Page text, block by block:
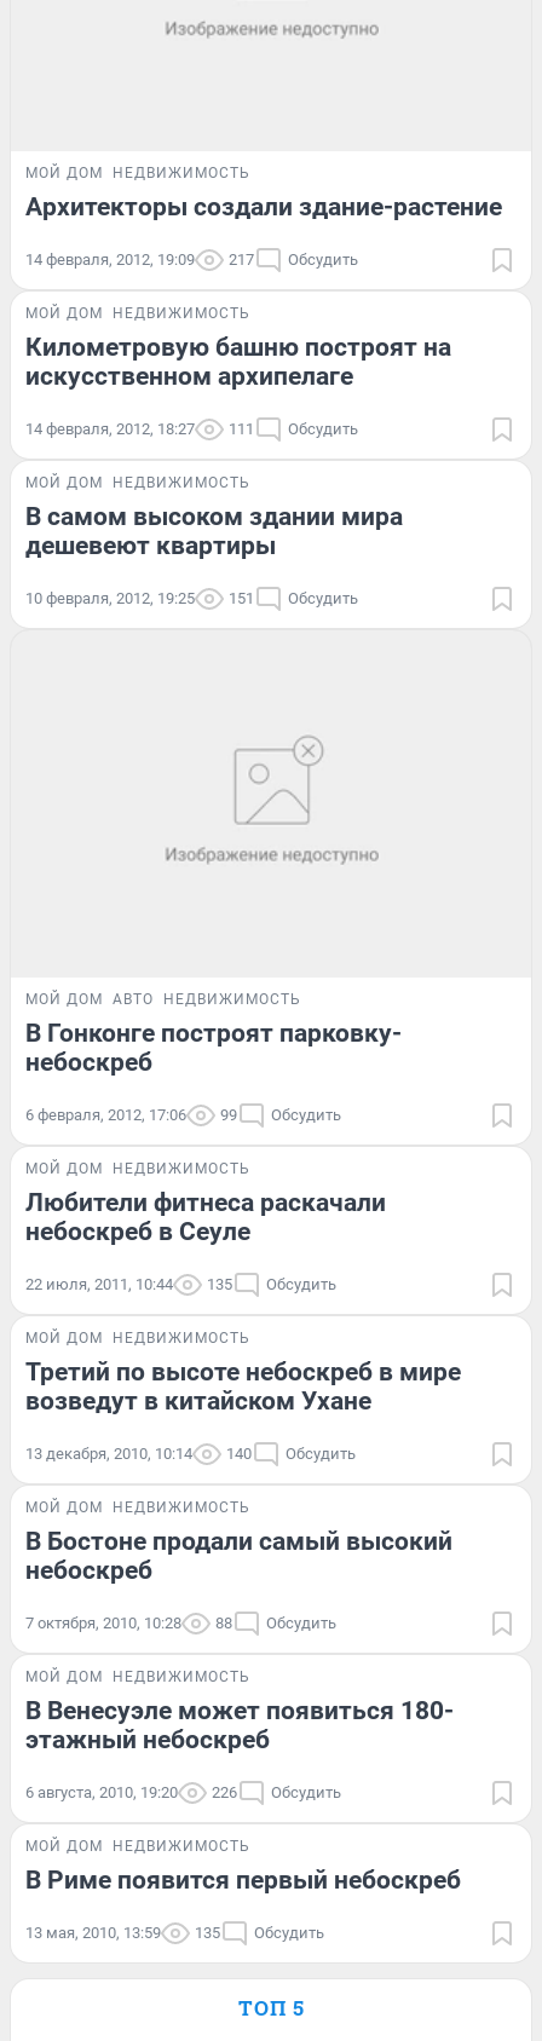
МОЙ ДОМ НЕДВИЖИМОСТЬ
Архитекторы создали здание-растение
14 февраля, 2012, 19:09 217 Обсудить
МОЙ ДОМ НЕДВИЖИМОСТЬ
Километровую башню построят на
искусственном архипелаге
14 февраля, 2012, 18:27 111 Обсудить
МОЙ ДОМ НЕДВИЖИМОСТЬ
В самом высоком здании мира
дешевеют квартиры
10 февраля, 2012, 19:25 151 Обсудить
МОЙ ДОМ АВТО НЕДВИЖИМОСТЬ
В Гонконге построят парковку-
небоскреб
6 февраля, 2012, 17:06 99 Обсудить
МОЙ ДОМ НЕДВИЖИМОСТЬ
Любители фитнеса раскачали
небоскреб в Сеуле
22 июля, 2011, 10:44 135 Обсудить
МОЙ ДОМ НЕДВИЖИМОСТЬ
Третий по высоте небоскреб в мире
возведут в китайском Ухане
13 декабря, 2010, 10:14 140 Обсудить
МОЙ ДОМ НЕДВИЖИМОСТЬ
В Бостоне продали самый высокий
небоскреб
7 октября, 2010, 10:28 88 Обсудить
МОЙ ДОМ НЕДВИЖИМОСТЬ
В Венесуэле может появиться 180-
этажный небоскреб
6 августа, 2010, 19:20 226 Обсудить
МОЙ ДОМ НЕДВИЖИМОСТЬ
В Риме появится первый небоскреб
13 мая, 2010, 13:59 135 Обсудить
ТОП 5